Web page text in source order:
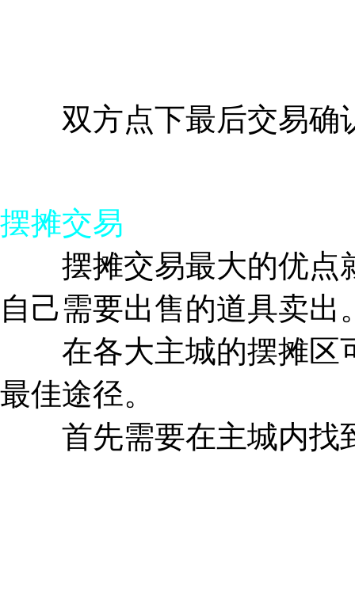
双方点下最后交易确
摆摊交易
摆摊交易最大的优点
自己需要出售的道具卖出
在各大主城的摆摊区
最佳途径。
首先需要在主城内找